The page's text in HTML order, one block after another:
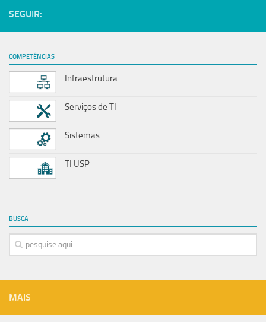
SEGUIR:
COMPETÊNCIAS
Infraestrutura
Serviços de TI
Sistemas
TI USP
BUSCA
MAIS